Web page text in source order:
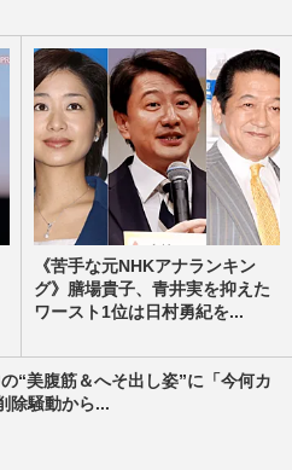
《苦手な元NHKアナランキン
グ》膳場貴子、青井実を抑えた
ワースト1位は日村勇紀を...
“美腹筋＆へそ出し姿”に「今何カ
除騒動から...